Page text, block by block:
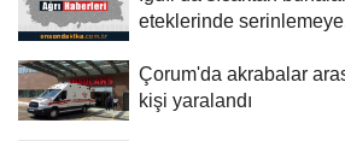
eteklerinde
Çorum'da akrabalar
kişi yaralandı